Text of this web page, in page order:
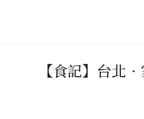
【食記】台北